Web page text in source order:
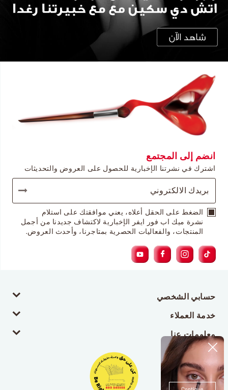
انضم إلى المجتمع
اشترك في نشرتنا الإخبارية للحصول على العروض والتحديثات
الضغط على الحقل أعلاه، يعني موافقتك على استلام
نشرة ميك اب فور ايفر الإخبارية لاكتشاف جديدنا من أجمل
المنتجات، والفعاليات الحصرية بمتاجرنا، وأحدث العروض.
حسابي الشخصي
خدمة العملاء
معلومات عنا